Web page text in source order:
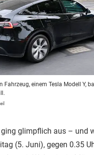
Fahrzeug, einem Tesla Modell Y,
ging glimpflich aus – und
(5. Juni), gegen 0.35